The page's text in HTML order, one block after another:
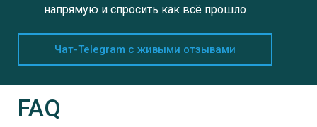
напрямую и спросить как всё прошло
Чат-Telegram с живыми отзывами
FAQ